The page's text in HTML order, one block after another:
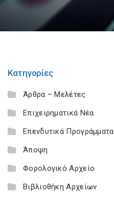
Κατηγορίες
Άρθρα – Μελέτες
Επιχειρηματικά Νέα
Επενδυτικά Προγράμματα
Άποψη
Φορολογικό Αρχείο
Βιβλιοθήκη Αρχείων